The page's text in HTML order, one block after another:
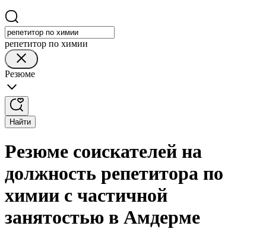
репетитор по химии
Резюме
Найти
Резюме соискателей на
должность репетитора по
химии с частичной
занятостью в Амдерме